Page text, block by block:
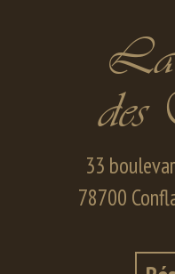
33
78700